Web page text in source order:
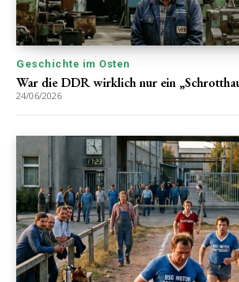
Geschichte im Osten
War die DDR wirklich nur ein
24/06/2026